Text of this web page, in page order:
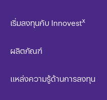
เริ่มลงทุนกับ Innovestx
ผลิตภัณฑ์
แหล่งความรู้ด้านการลงทุน